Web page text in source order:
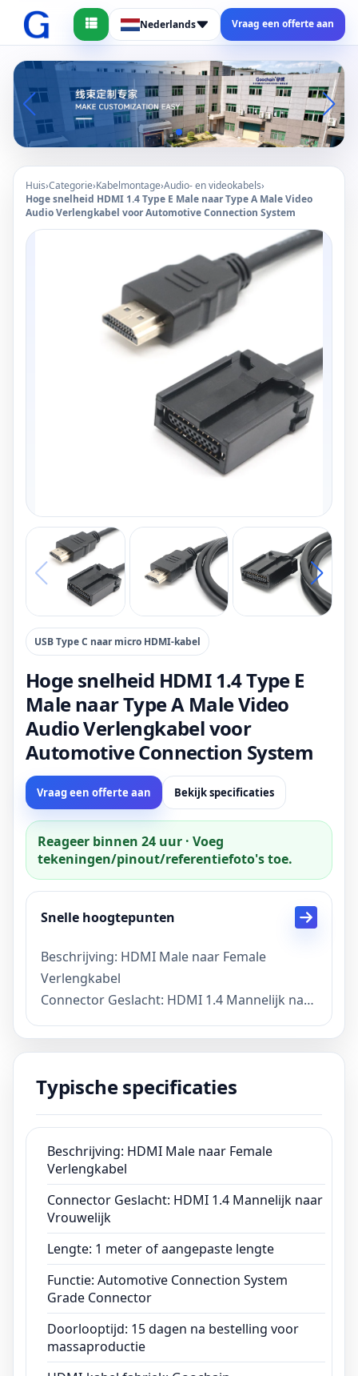
Nederlands Vraag een offerte aan
Huis›Categorie›Kabelmontage›Audio- en videokabels›
Hoge snelheid HDMI 1.4 Type E Male naar Type A Male Video
Audio Verlengkabel voor Automotive Connection System
USB Type C naar micro HDMI-kabel
Hoge snelheid HDMI 1.4 Type E
Male naar Type A Male Video
Audio Verlengkabel voor
Automotive Connection System
Vraag een offerte aan Bekijk specificaties
Reageer binnen 24 uur · Voeg
tekeningen/pinout/referentiefoto's toe.
Snelle hoogtepunten
Beschrijving: HDMI Male naar Female
Verlengkabel
Connector Geslacht: HDMI 1.4 Mannelijk naar
Vrouwelijk
Lengte: 1 meter of aangepaste lengte
Grade Connector
massaproductie
HDMI-kabel fabriek: Goochain
Typische specificaties
Beschrijving: HDMI Male naar Female
Verlengkabel
Connector Geslacht: HDMI 1.4 Mannelijk naar
Vrouwelijk
Lengte: 1 meter of aangepaste lengte
Functie: Automotive Connection System
Grade Connector
Doorlooptijd: 15 dagen na bestelling voor
massaproductie